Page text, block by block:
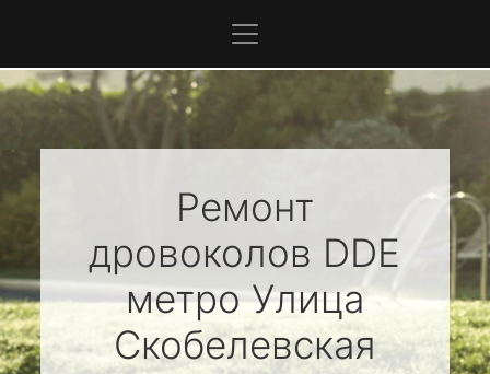
Ремонт
дровоколов DDE
метро Улица
Скобелевская